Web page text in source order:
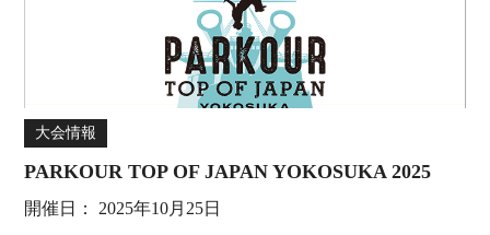
大会情報
PARKOUR TOP OF JAPAN YOKOSUKA 2025
開催日： 2025年10月25日